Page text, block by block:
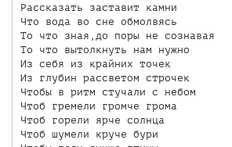
Рассказать заставит камни
Что вода во сне обмолвясь
То что зная,до поры не сознавая
То что вытолкнуть нам нужно
Из себя из крайних точек
Из глубин рассветом строчек
Чтобы в ритм стучали с небом
Чтоб гремели громче грома
Чтоб горели ярче солнца
Чтоб шумели круче бури